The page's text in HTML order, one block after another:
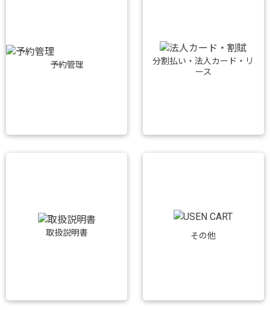
予約管理
分割払い・法人カード・リ
ース
取扱説明書 その他